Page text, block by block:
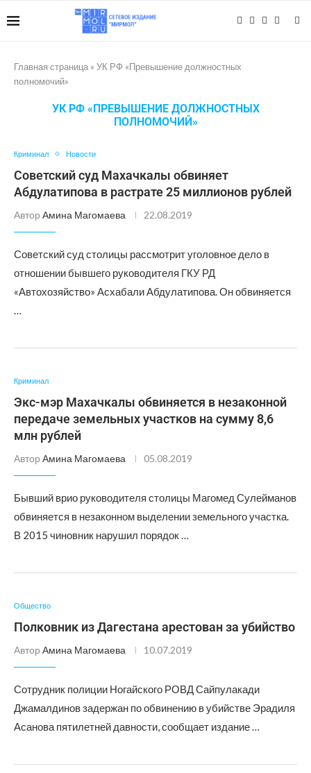
Главная страница » УК РФ «Превышение должностных
полномочий»
УК РФ «ПРЕВЫШЕНИЕ ДОЛЖНОСТНЫХ
ПОЛНОМОЧИЙ»
Криминал Новости
Советский суд Махачкалы обвиняет
Абдулатипова в растрате 25 миллионов рублей
Автор Амина Магомаева 22.08.2019
Советский суд столицы рассмотрит уголовное дело в
отношении бывшего руководителя ГКУ РД
«Автохозяйство» Асхабали Абдулатипова. Он обвиняется
…
Криминал
Экс-мэр Махачкалы обвиняется в незаконной
передаче земельных участков на сумму 8,6
млн рублей
Автор Амина Магомаева 05.08.2019
Бывший врио руководителя столицы Магомед Сулейманов
обвиняется в незаконном выделении земельного участка.
В 2015 чиновник нарушил порядок …
Общество
Полковник из Дагестана арестован за убийство
Автор Амина Магомаева 10.07.2019
Сотрудник полиции Ногайского РОВД Сайпулакади
Джамалдинов задержан по обвинению в убийстве Эрадиля
Асанова пятилетней давности, сообщает издание …